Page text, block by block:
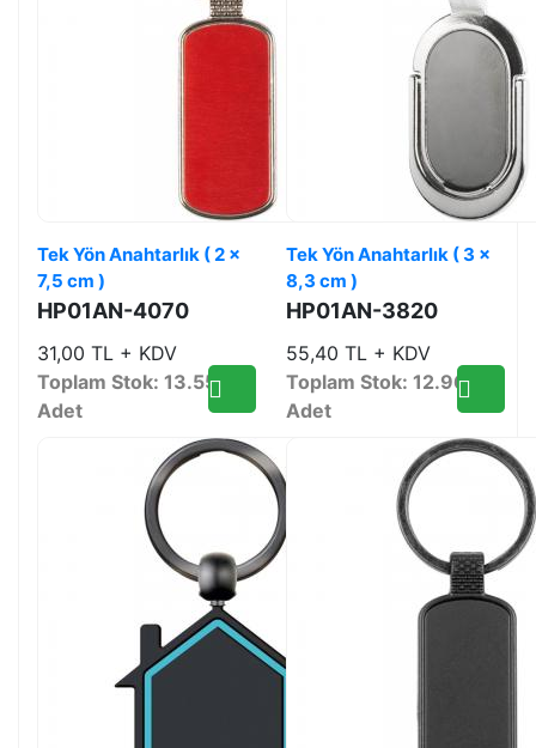
Tek Yön Anahtarlık ( 2 x
7,5 cm )
HP01AN-4070
31,00 TL + KDV
Toplam Stok: 13.558
Adet
Tek Yön Anahtarlık ( 3 x
8,3 cm )
HP01AN-3820
55,40 TL + KDV
Toplam Stok: 12.964
Adet